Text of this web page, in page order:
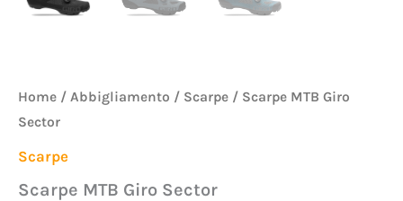
Home / Abbigliamento / Scarpe / Scarpe MTB Giro
Sector
Scarpe
Scarpe MTB Giro Sector